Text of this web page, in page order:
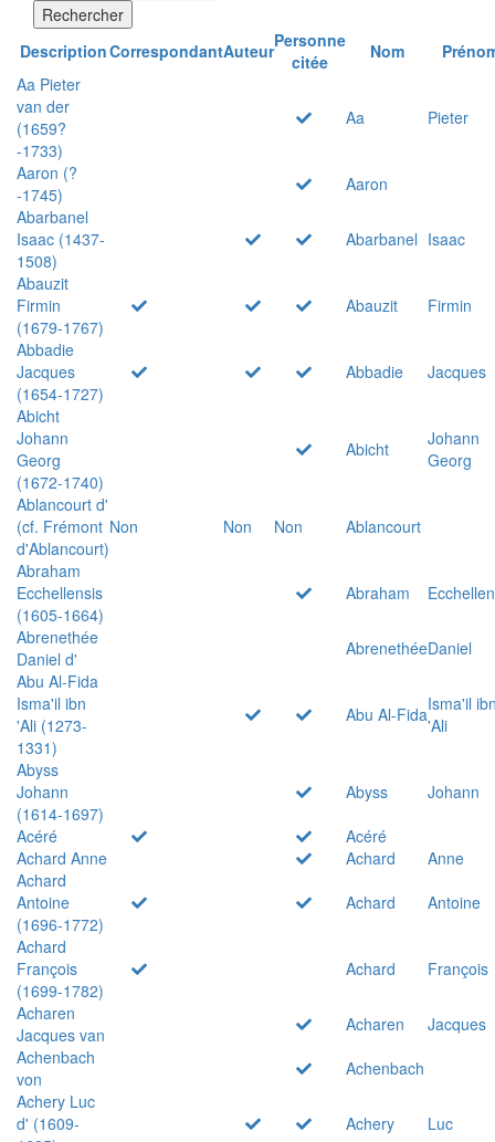
Rechercher
DescriptionCorrespondantAuteurPersonne
citée
Nom
Aa Pieter
van der
(1659?
-1733)
Aa Pieter
Aaron (?
-1745)
Aaron
Abarbanel
Isaac (1437-
1508)
Abarbanel Isaac
Abauzit
Firmin
(1679-1767)
Abauzit
Firmin
Abbadie
Jacques
(1654-1727)
Abbadie
Jacques
Abicht
Johann
Georg
(1672-1740)
Abicht
Johann
Georg
Ablancourt d'
(cf. Frémont
d'Ablancourt)
Non Non Non
Ablancourt
Abraham
Ecchellensis
(1605-1664)
Abraham
Abrenethée
Daniel d'
AbrenethéeDaniel
Abu Al-Fida
Isma'il ibn
'Ali (1273-
1331)
Abu Al-FidaIsma'il
'Ali
Abyss
Johann
(1614-1697)
Abyss
Johann
Acéré
Acéré
Achard Anne
Achard
Anne
Achard
Antoine
(1696-1772)
Achard
Antoine
Achard
François
(1699-1782)
Achard
François
Acharen
Jacques van
Acharen
Jacques
Achenbach
von
Achenbach
Achery Luc
d' (1609-
Achery
Luc